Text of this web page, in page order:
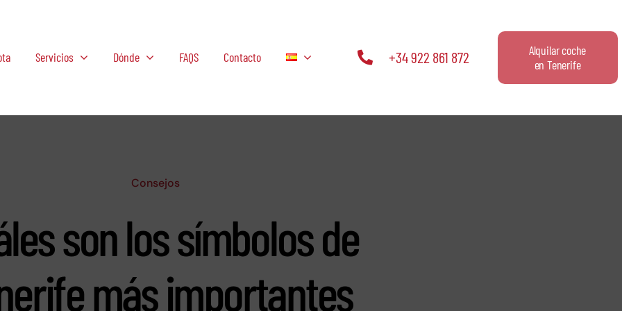
Servicios Dónde FAQS Contacto +34 922 861 872
Alquilar coche
en Tenerife
Consejos
son los símbolos de
más importantes